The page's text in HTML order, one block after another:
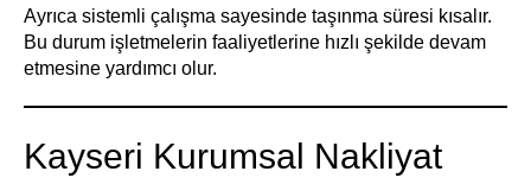
Ayrıca sistemli çalışma sayesinde taşınma süresi kısalır.
Bu durum işletmelerin faaliyetlerine hızlı şekilde devam
etmesine yardımcı olur.
Kayseri Kurumsal Nakliyat